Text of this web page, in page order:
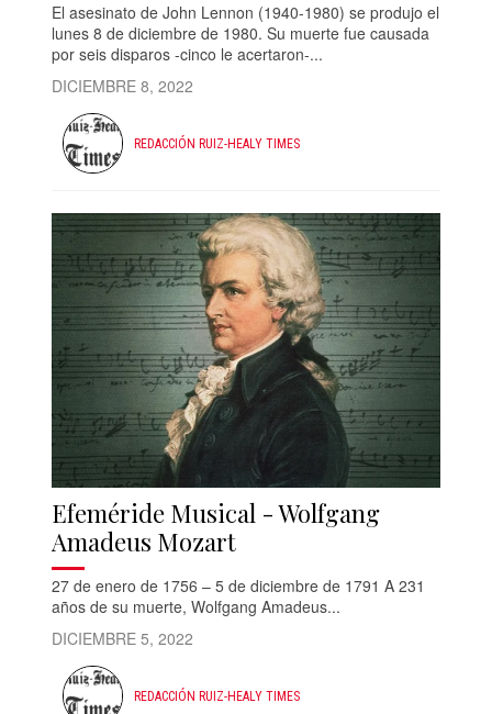
El asesinato de John Lennon (1940-1980) se produjo el
lunes 8 de diciembre de 1980. Su muerte fue causada
por seis disparos -cinco le acertaron-...
DICIEMBRE 8, 2022
REDACCIÓN RUIZ-HEALY TIMES
Efeméride Musical - Wolfgang
Amadeus Mozart
27 de enero de 1756 – 5 de diciembre de 1791 A 231
años de su muerte, Wolfgang Amadeus...
DICIEMBRE 5, 2022
REDACCIÓN RUIZ-HEALY TIMES